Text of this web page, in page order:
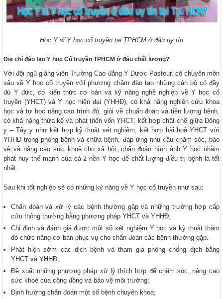
Học Y sĩ Y học cổ truyền tại TPHCM ở đâu uy tín
Địa chỉ đào tạo Y học Cổ truyền TPHCM ở đâu chất lượng?
Với đội ngũ giảng viên Trường Cao đẳng Y Dược Pasteur, có chuyên môn
sâu về Y học cổ truyền với phương châm đào tạo những cán bộ có đầy
đủ Y đức, có kiến thức cơ bản và kỹ năng nghề nghiệp về Y học cổ
truyền (YHCT) và Y học hiện đại (YHHĐ), có khả năng nghiên cứu khoa
học và tự học nâng cao trình độ, giỏi về chuẩn đoán và tiên lượng bệnh,
có khả năng thừa kế và phát triển vốn YHCT, kết hợp chặt chẽ giữa Đông
y – Tây y như kết hợp kỹ thuật vét nghiệm, kết hợp hài hoà YHCT với
YHHĐ trong phòng bệnh và chữa bệnh, đáp ứng nhu cầu chăm sóc, bảo
vệ và nâng cao sức khoẻ cho xã hội, chẩn đoán hình ảnh Y học nhằm
phát huy thế mạnh của cả 2 nền Y học để chất lượng điều trị bệnh là tốt
nhất.
Sau khi tốt nghiệp sẽ có những kỷ năng về Y học cổ truyền như sau:
Chẩn đoán và xử lý các bệnh thường gặp và những trường hợp cấp
cứu thông thường bằng phương pháp YHCT và YHHĐ;
Chỉ định và đánh giá được một số xét nghiệm Y học và kỹ thuật thăm
dò chức năng cơ bản phục vụ cho chẩn đoán các bệnh thường gặp.
Phát hiện sớm các dịch bệnh và tham gia phòng chống dịch bằng
YHCT và YHHĐ;
Đề xuất những phương pháp xử lý thích hợp để chăm sóc, nâng cao
sức khoẻ của cộng đồng và bảo vệ môi trường;
Định hướng chẩn đoán một số bệnh chuyên khoa;